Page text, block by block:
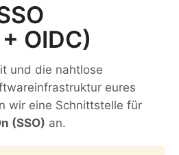
Plattform verwalten
OIDC)
und die nahtlose
eures
wir eine Schnittstelle für
(SSO) an.